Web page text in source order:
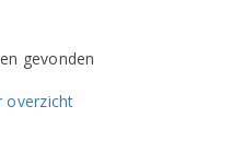
gevonden
overzicht